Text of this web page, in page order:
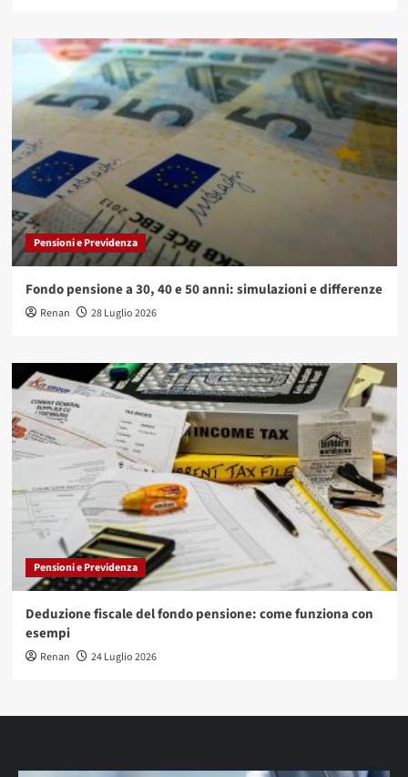
Pensioni e Previdenza
Fondo pensione a 30, 40 e 50 anni: simulazioni e differenze
Renan 28 Luglio 2026
Pensioni e Previdenza
Deduzione fiscale del fondo pensione: come funziona con
esempi
Renan 24 Luglio 2026